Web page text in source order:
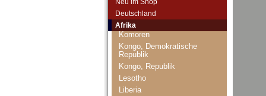
Deutschland
Afrika
Katanga
Kenia
Komoren
Kongo, Demokratische
Republik
Kongo, Republik
Lesotho
Liberia